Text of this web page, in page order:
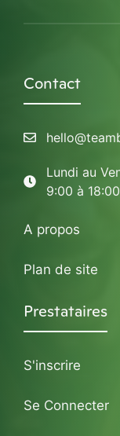
Contact
Lundi au
9:00 à 18:00
A propos
Plan de site
Prestataires
S'inscrire
Se Connecter